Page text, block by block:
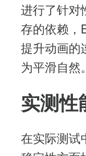
进行了针对
存的依赖，
提升动画的
为平滑自然。
实测性
在实际测试